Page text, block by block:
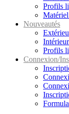
Profils
Nouveautés
Profils
Connexion/